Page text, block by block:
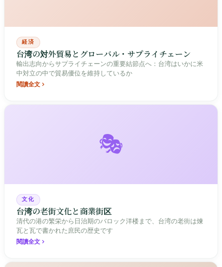
経済
台湾の対外貿易とグローバル・サプライチェーン
輸出志向からサプライチェーンの重要結節点へ：台湾はいかに米
中対立の中で貿易優位を維持しているか
閱讀全文
🎭
文化
台湾の老街文化と商業街区
清代の港の繁栄から日治期のバロック洋楼まで、台湾の老街は煉
瓦と瓦で書かれた庶民の歴史です
閱讀全文